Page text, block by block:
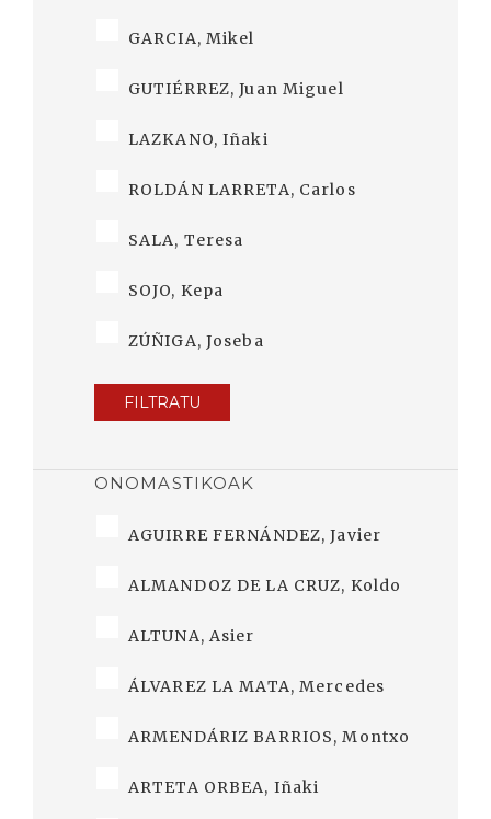
GARCIA, Mikel
GUTIÉRREZ, Juan Miguel
LAZKANO, Iñaki
ROLDÁN LARRETA, Carlos
SALA, Teresa
SOJO, Kepa
ZÚÑIGA, Joseba
FILTRATU
ONOMASTIKOAK
AGUIRRE FERNÁNDEZ, Javier
ALMANDOZ DE LA CRUZ, Koldo
ALTUNA, Asier
ÁLVAREZ LA MATA, Mercedes
ARMENDÁRIZ BARRIOS, Montxo
ARTETA ORBEA, Iñaki